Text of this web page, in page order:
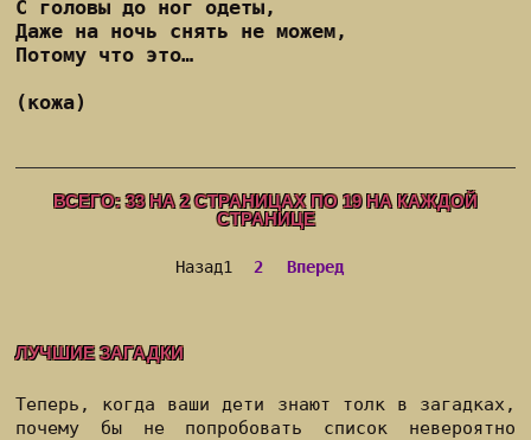
С головы до ног одеты,
Даже на ночь снять не можем,
Потому что это…
(кожа)
ВСЕГО:33НА2СТРАНИЦАХ ПО 19НА КАЖДОЙ
СТРАНИЦЕ
Назад1 2 Вперед
ЛУЧШИЕ ЗАГАДКИ
Теперь, когда ваши дети знают толк в загадках,
почему бы не попробовать список невероятно